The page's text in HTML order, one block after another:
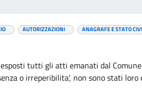
AUTORIZZAZIONI ANAGRAFE E STATO
tutti gli atti emanati dal
o irreperibilita', non sono stati loro